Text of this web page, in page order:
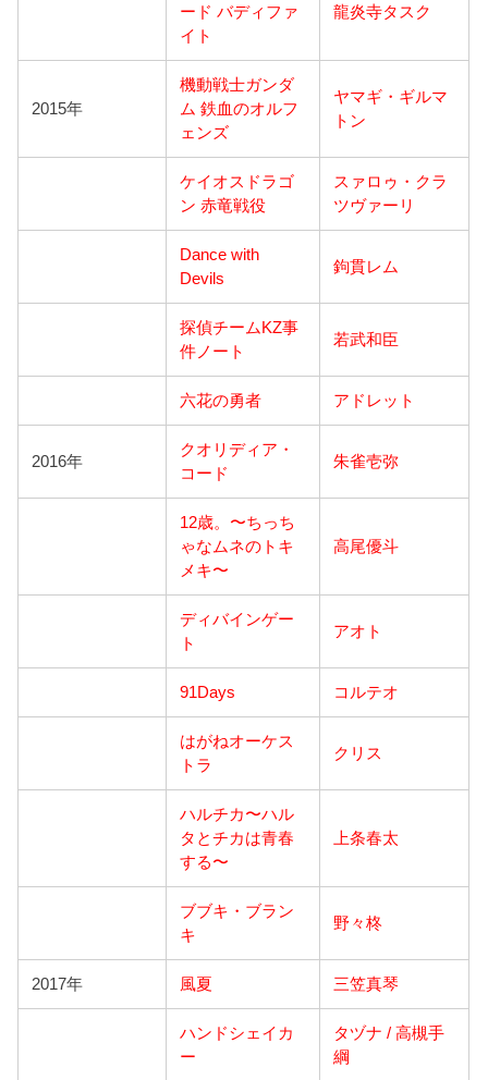
ード バディファ
イト
龍炎寺タスク
2015年
機動戦士ガンダ
ム 鉄血のオルフ
ェンズ
ヤマギ・ギルマ
トン
ケイオスドラゴ
ン 赤竜戦役
スァロゥ・クラ
ツヴァーリ
Dance with
Devils
鉤貫レム
探偵チームKZ事
件ノート
若武和臣
六花の勇者 アドレット
2016年
クオリディア・
コード
朱雀壱弥
12歳。〜ちっち
ゃなムネのトキ
メキ〜
高尾優斗
ディバインゲー
ト
アオト
91Days コルテオ
はがねオーケス
トラ
クリス
ハルチカ〜ハル
タとチカは青春
する〜
上条春太
ブブキ・ブラン
キ
野々柊
2017年 風夏 三笠真琴
ハンドシェイカ
ー
タヅナ / 高槻手
綱